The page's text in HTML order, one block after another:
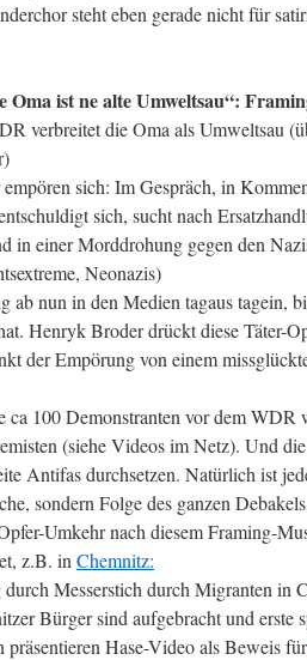
steht eben gerade nicht für
Oma ist ne alte Umweltsau“:
verbreitet die Oma als Umweltsau
sich: Im Gespräch, in
sich, sucht nach
in einer Morddrohung gegen den
Neonazis)
ab nun in den Medien tagaus tagein,
Henryk Broder drückt diese Täter-
der Empörung von einem
ca 100 Demonstranten vor dem
(siehe Videos im Netz). Und
Antifas durchsetzen. Natürlich ist
sondern Folge des ganzen
Umkehr nach diesem Framing-
z.B. in Chemnitz:
Messerstich durch Migranten in
Bürger sind aufgebracht und erste
präsentieren Hase-Video als Beweis für